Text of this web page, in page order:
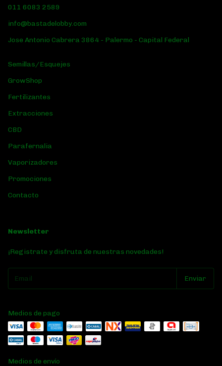
011 6083 2589
info@bastadelobby.com
Jose Antonio Cabrera 3864 - Palermo - Capital Federal
Semillas/Esquejes
GrowShop
Fertilizantes
Extracciones
CBD
Parafernalia
Vaporizadores
Promociones
Contacto
Newsletter
¡Registrate y disfruta de nuestras novedades!
Medios de pago
Medios de envío